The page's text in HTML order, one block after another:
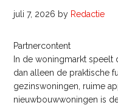
juli 7, 2026 by Redactie
Partnercontent
In de woningmarkt speelt
dan alleen de praktische
gezinswoningen, ruime
nieuwbouwwoningen is